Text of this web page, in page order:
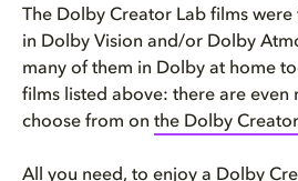
The Dolby Creator Lab films were
in Dolby Vision and/or Dolby
many of them in Dolby at home
films listed above: there are even
choose from on the Dolby
All you need, to enjoy a Dolby